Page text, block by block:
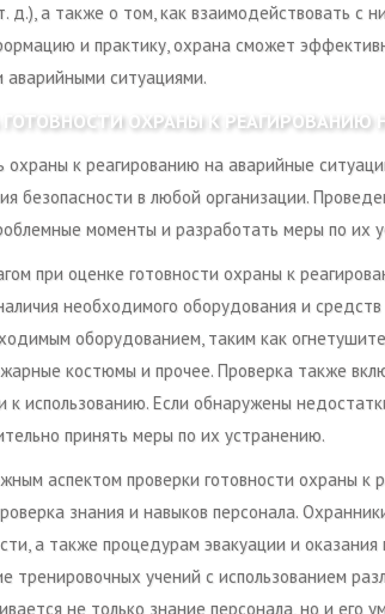
д.), а также о том, как взаимодействовать с
и практику, охрана сможет
аварийными ситуациями.
ГОТОВНОСТИ ОХРАНЫ К РЕАГИРОВАНИЮ
охраны к реагированию на аварийные
безопасности в любой организации.
моменты и разработать меры по их
при оценке готовности охраны к
необходимого оборудования и
оборудованием, таким как
костюмы и прочее. Проверка также
к использованию. Если обнаружены
принять меры по их устранению.
аспектом проверки готовности охраны к
знания и навыков персонала.
а также процедурам эвакуации и
тренировочных учений с использованием
не только знание персонала, но и его